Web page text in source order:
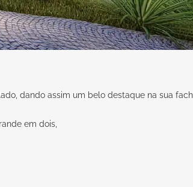
dando assim um belo destaque na sua
em dois,